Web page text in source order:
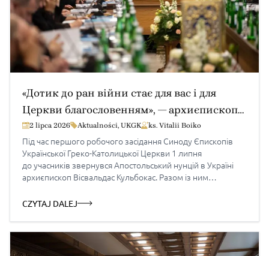
«Дотик до ран війни стає для вас і для
Церкви благословенням», — архиєпископ
Вісвальдас Кульбокас до єпископів УГКЦ
2 lipca 2026 Aktualności, UKGK ks. Vitalii Boiko
Під час першого робочого засідання Синоду Єпископів
Української Греко-Католицької Церкви 1 липня
до учасників звернувся Апостольський нунцій в Україні
архиєпископ Вісвальдас Кульбокас. Разом із ним
монсеньйор Вєкослав Холік. У своєму слові архиєпископ
Левом XIV, роздумами про гуманітарне служіння Церкви
в умовах війни та баченням розвитку покликань.
Розпочинаючи свій виступ, архиєпископ […]
CZYTAJ DALEJ